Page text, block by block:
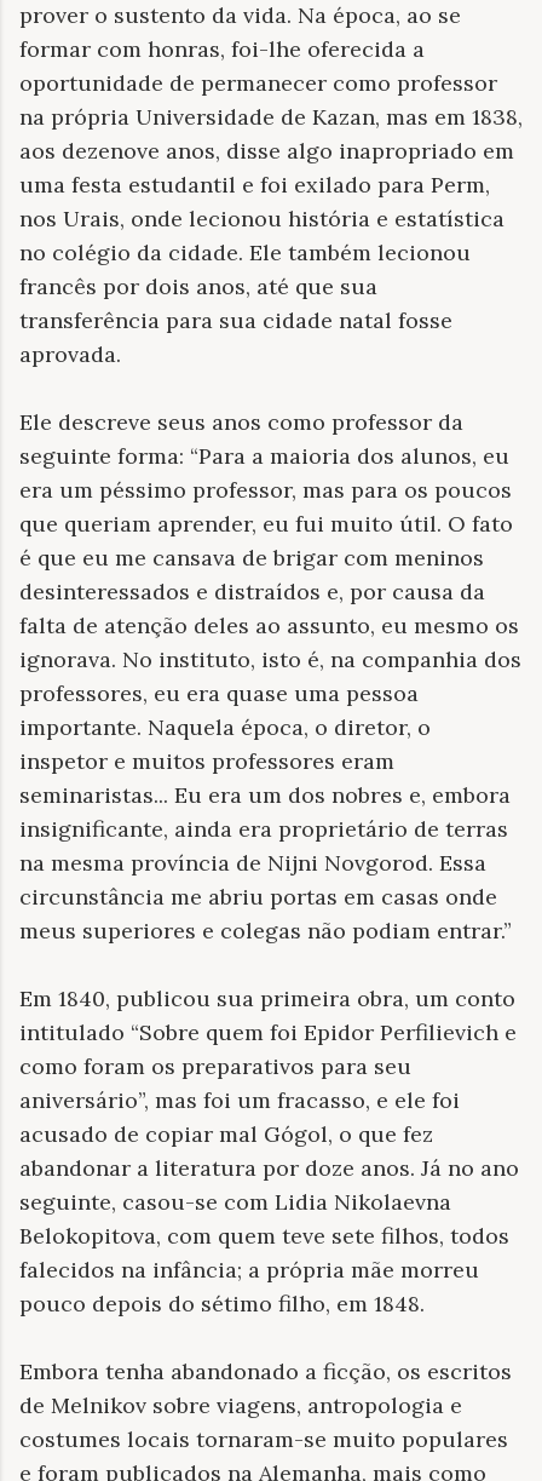
prover o sustento da vida. Na época, ao se
formar com honras, foi-lhe oferecida a
oportunidade de permanecer como professor
na própria Universidade de Kazan, mas em 1838,
aos dezenove anos, disse algo inapropriado em
uma festa estudantil e foi exilado para Perm,
nos Urais, onde lecionou história e estatística
no colégio da cidade. Ele também lecionou
francês por dois anos, até que sua
transferência para sua cidade natal fosse
aprovada.
Ele descreve seus anos como professor da
seguinte forma: “Para a maioria dos alunos, eu
era um péssimo professor, mas para os poucos
que queriam aprender, eu fui muito útil. O fato
é que eu me cansava de brigar com meninos
desinteressados e distraídos e, por causa da
falta de atenção deles ao assunto, eu mesmo os
ignorava. No instituto, isto é, na companhia dos
professores, eu era quase uma pessoa
importante. Naquela época, o diretor, o
inspetor e muitos professores eram
seminaristas... Eu era um dos nobres e, embora
insignificante, ainda era proprietário de terras
na mesma província de Nijni Novgorod. Essa
circunstância me abriu portas em casas onde
meus superiores e colegas não podiam entrar.”
Em 1840, publicou sua primeira obra, um conto
intitulado “Sobre quem foi Epidor Perfilievich e
como foram os preparativos para seu
aniversário”, mas foi um fracasso, e ele foi
acusado de copiar mal Gógol, o que fez
abandonar a literatura por doze anos. Já no ano
seguinte, casou-se com Lidia Nikolaevna
Belokopitova, com quem teve sete filhos, todos
falecidos na infância; a própria mãe morreu
pouco depois do sétimo filho, em 1848.
Embora tenha abandonado a ficção, os escritos
de Melnikov sobre viagens, antropologia e
costumes locais tornaram-se muito populares
e foram publicados na Alemanha, mais como